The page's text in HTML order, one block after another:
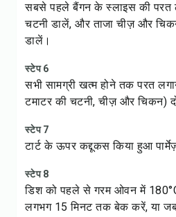
सबसे पहले बैंगन के स्लाइस की परत
चटनी डालें, और ताजा चीज़ और
डालें।
स्टेप 6
सभी सामग्री खत्म होने तक परत
टमाटर की चटनी, चीज़ और चिकन)
स्टेप 7
टार्ट के ऊपर कद्दूकस किया हुआ
स्टेप 8
डिश को पहले से गरम ओवन में
लगभग 15 मिनट तक बेक करें, या